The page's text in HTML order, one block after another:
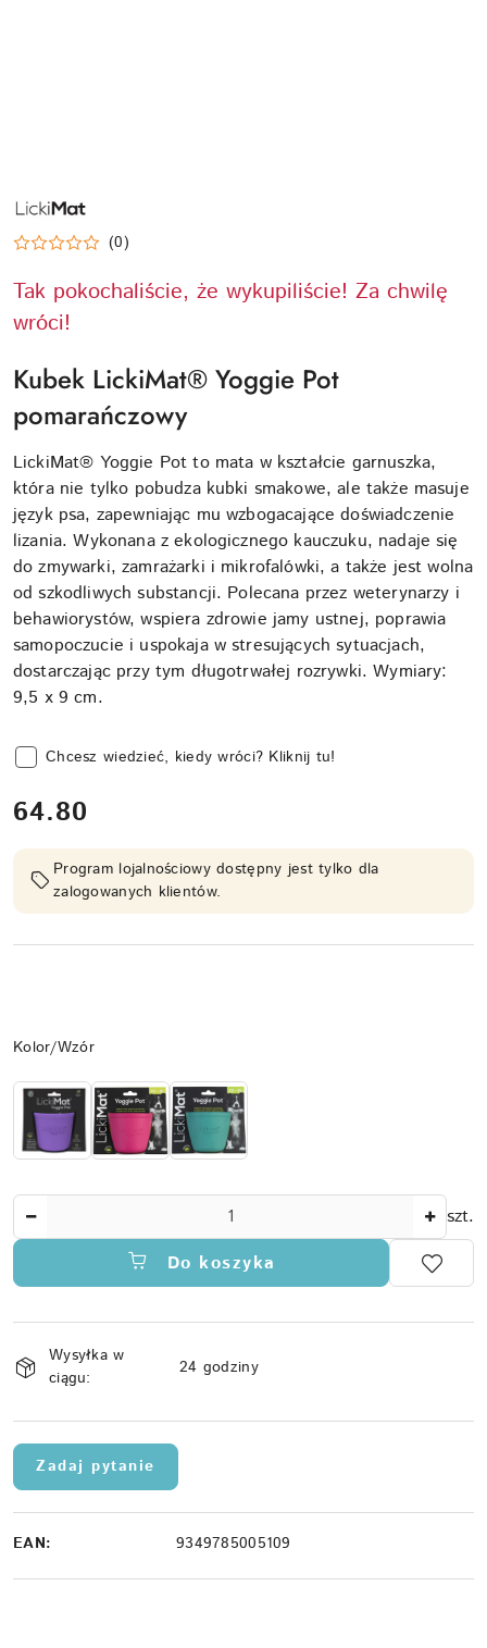
NAZWA
PRODUCENTA:
LICKIMAT (0)
Tak pokochaliście, że wykupiliście! Za chwilę
wróci!
Kubek LickiMat® Yoggie Pot
pomarańczowy
LickiMat® Yoggie Pot to mata w kształcie garnuszka,
która nie tylko pobudza kubki smakowe, ale także masuje
język psa, zapewniając mu wzbogacające doświadczenie
lizania. Wykonana z ekologicznego kauczuku, nadaje się
do zmywarki, zamrażarki i mikrofalówki, a także jest wolna
od szkodliwych substancji. Polecana przez weterynarzy i
behawiorystów, wspiera zdrowie jamy ustnej, poprawia
samopoczucie i uspokaja w stresujących sytuacjach,
dostarczając przy tym długotrwałej rozrywki. Wymiary:
9,5 x 9 cm.
Chcesz wiedzieć, kiedy wróci? Kliknij tu!
cena:
64.80
Program lojalnościowy dostępny jest tylko dla
zalogowanych klientów.
Wariant
Kolor/Wzór
szt.
Do koszyka
i
dostawa
Wysyłka w
ciągu:
24 godziny
Zadaj pytanie
EAN: 9349785005109